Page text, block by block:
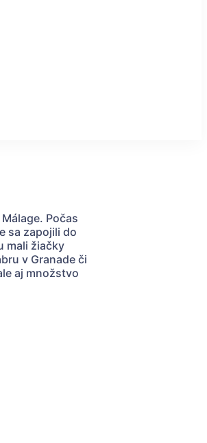
Počas
sa zapojili do
mali žiačky
v Granade či
aj množstvo